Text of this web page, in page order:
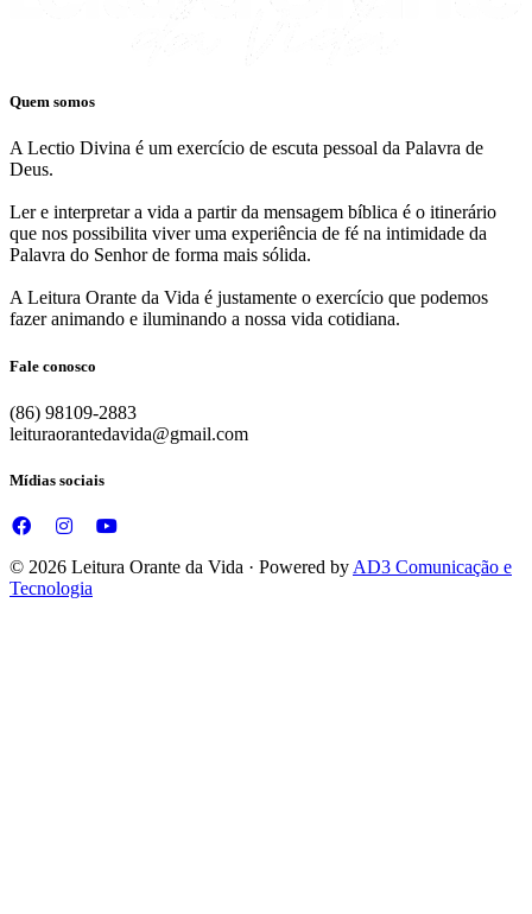
Quem somos
A Lectio Divina é um exercício de escuta pessoal da Palavra de
Deus.
Ler e interpretar a vida a partir da mensagem bíblica é o itinerário
que nos possibilita viver uma experiência de fé na intimidade da
Palavra do Senhor de forma mais sólida.
A Leitura Orante da Vida é justamente o exercício que podemos
fazer animando e iluminando a nossa vida cotidiana.
Fale conosco
(86) 98109-2883
leituraorantedavida@gmail.com
Mídias sociais
© 2026 Leitura Orante da Vida · Powered by AD3 Comunicação e
Tecnologia